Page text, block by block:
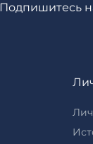
Подпишитесь